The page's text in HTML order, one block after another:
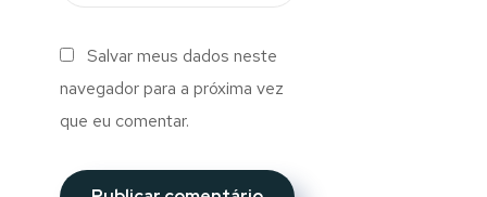
Salvar meus dados neste
navegador para a próxima vez
que eu comentar.